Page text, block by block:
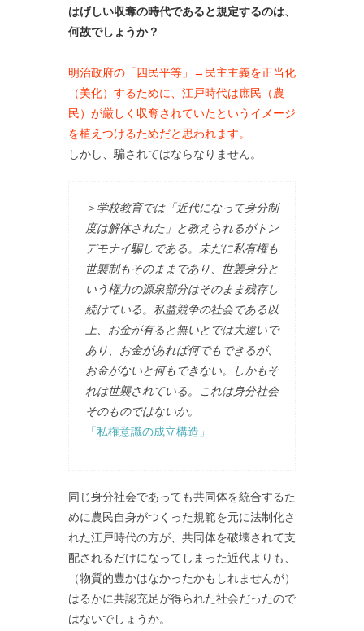
はげしい収奪の時代であると規定するのは、
何故でしょうか？
明治政府の「四民平等」→民主主義を正当化
（美化）するために、江戸時代は庶民（農
民）が厳しく収奪されていたというイメージ
を植えつけるためだと思われます。
しかし、騙されてはならなりません。
＞学校教育では「近代になって身分制
度は解体された」と教えられるがトン
デモナイ騙しである。未だに私有権も
世襲制もそのままであり、世襲身分と
いう権力の源泉部分はそのまま残存し
続けている。私益競争の社会である以
上、お金が有ると無いとでは大違いで
あり、お金があれば何でもできるが、
お金がないと何もできない。しかもそ
れは世襲されている。これは身分社会
そのものではないか。
「私権意識の成立構造」
同じ身分社会であっても共同体を統合するた
めに農民自身がつくった規範を元に法制化さ
れた江戸時代の方が、共同体を破壊されて支
配されるだけになってしまった近代よりも、
（物質的豊かはなかったかもしれませんが）
はるかに共認充足が得られた社会だったので
はないでしょうか。